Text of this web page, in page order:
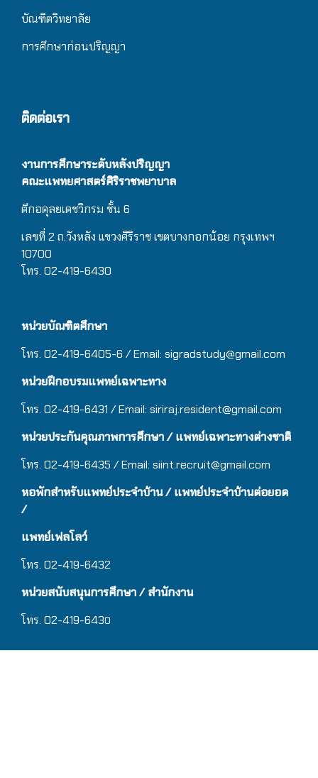
บัณฑิตวิทยาลัย
การศึกษาก่อนปริญญา
ติดต่อเรา
งานการศึกษาระดับหลังปริญญา
คณะแพทยศาสตร์ศิริราชพยาบาล
ตึกอดุลยเดชวิกรม ชั้น 6
เลขที่ 2 ถ.วังหลัง แขวงศิริราช เขตบางกอกน้อย กรุงเทพฯ
10700
โทร. 02-419-6430
หน่วยบัณฑิตศึกษา
โทร. 02-419-6405-6 / Email: sigradstudy@gmail.com
หน่วยฝึกอบรมแพทย์เฉพาะทาง
โทร. 02-419-6431 / Email: siriraj.resident@gmail.com
หน่วยประกันคุณภาพการศึกษา / แพทย์เฉพาะทางต่างชาติ
โทร. 02-419-6435 / Email: siint.recruit@gmail.com
หอพักสำหรับแพทย์ประจำบ้าน/ แพทย์ประจำบ้านต่อยอด
/
แพทย์เฟลโลว์
โทร. 02-419-6432
หน่วยสนับสนุนการศึกษา / สำนักงาน
โทร. 02-419-6430